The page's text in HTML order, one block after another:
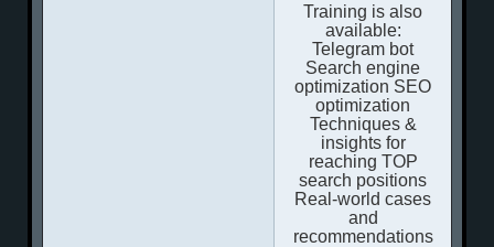
Training is also
available:
Telegram bot
Search engine
optimization SEO
optimization
Techniques &
insights for
reaching TOP
search positions
Real-world cases
and
recommendations